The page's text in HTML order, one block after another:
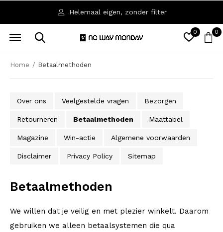
0 0
Helemaal eigen, zonder filter
Home Betaalmethoden
Over ons Veelgestelde vragen Bezorgen
Retourneren Betaalmethoden Maattabel
Magazine Win-actie Algemene voorwaarden
Disclaimer Privacy Policy Sitemap
Betaalmethoden
We willen dat je veilig en met plezier winkelt. Daarom
gebruiken we alleen betaalsystemen die qua